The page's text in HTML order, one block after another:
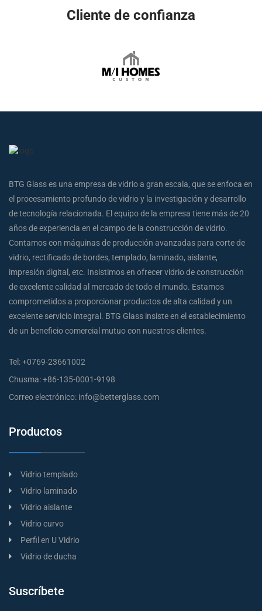
Cliente de confianza
BTG Glass es una empresa de vidrio a gran escala, que se enfoca en
el procesamiento profundo de vidrio y la investigación y desarrollo
de tecnología relacionada. El equipo de la empresa tiene más de 20
años de experiencia en el campo de la construcción de vidrio.
Contamos con máquinas de producción avanzadas para corte de
vidrio, rectificado de bordes, templado, laminado, aislante,
impresión digital, etc. Insistimos en ofrecer vidrio de construcción
de excelente calidad al mercado de todo el mundo. Estamos
comprometidos a proporcionar productos de alta calidad y un
excelente servicio integral. BTG Glass insiste en el establecimiento
de un beneficio comercial mutuo con nuestros clientes.
Tel:+0769-23661002
Chusma:+86-135-0001-9198
Correo electrónico: info@betterglass.com
Productos
Vidrio templado
Vidrio laminado
Vidrio aislante
Vidrio curvo
Perfil en U Vidrio
Vidrio de ducha
Suscríbete